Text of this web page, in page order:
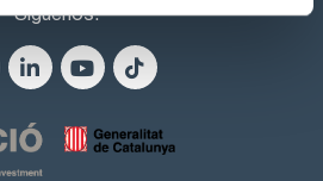
Síguenos: